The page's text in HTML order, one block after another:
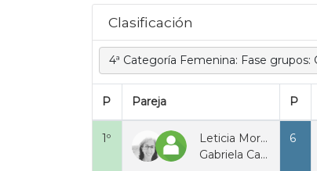
Clasificación
4ª Categoría Femenina: Fase grupos:
P Pareja P
1º
Leticia Moreira
Gabriela Cabral Garcia
6